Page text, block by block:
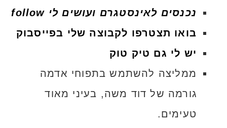
נכנסים לאינסטגרם ועושים לי follow
בואו תצטרפו לקבוצה שלי בפייסבוק
יש לי גם טיק טוק
ממליצה להשתמש בתפוחי אדמה
גורמה של דוד משה, בעיני מאוד
טעימים.